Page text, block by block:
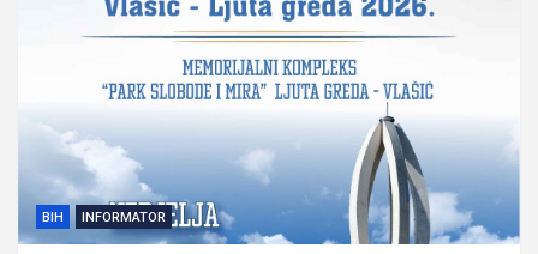
BIH INFORMATOR